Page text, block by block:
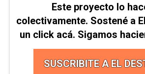
Este proyecto lo
colectivamente. Sostené a
un click acá. Sigamos
SUSCRIBITE A EL